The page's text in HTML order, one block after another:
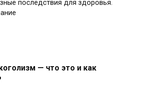
последствия для здоровья.
— что это и как